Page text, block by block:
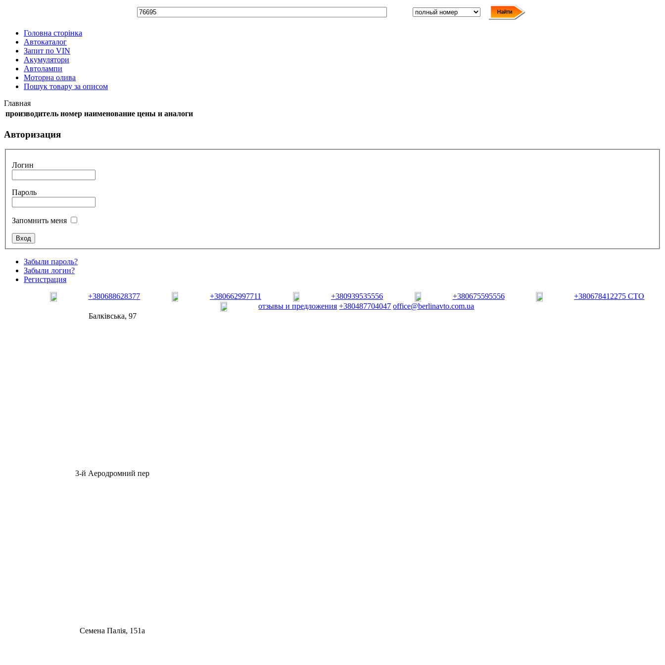
Головна сторінка
Автокаталог
Запит по VIN
Акумулятори
Автолампи
Моторна олива
Пошук товару за описом
Главная
производитель номер наименование цены и аналоги
Авторизация
Логин
Пароль
Запомнить меня
Забыли пароль?
Забыли логин?
Регистрация
+380688628377
+380662997711 +380939535556 +380675595556
+380678412275 СТО
отзывы и предложения +380487704047 office@berlinavto.com.ua
Балківська, 97
3-й Аеродромний пер
Семена Палія, 151а